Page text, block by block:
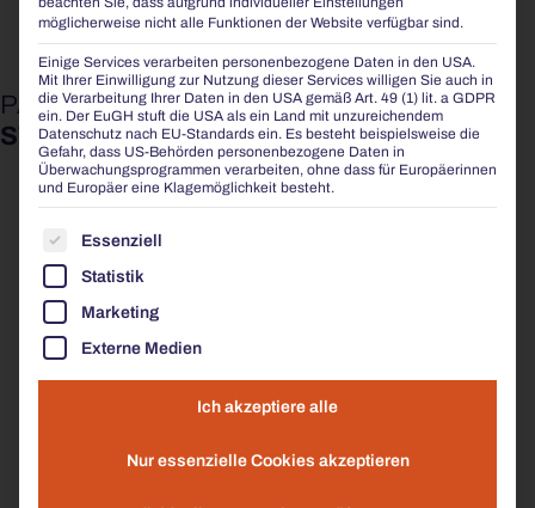
PASSEND ZU UNSEREN
STADTMÖBELN
PFLANZGEFÄSSE
möglicherweise nicht alle Funktionen der Website verfügbar sind.
Einige Services verarbeiten personenbezogene Daten in den USA.
Mit Ihrer Einwilligung zur Nutzung dieser Services willigen Sie auch in
die Verarbeitung Ihrer Daten in den USA gemäß Art. 49 (1) lit. a GDPR
ein. Der EuGH stuft die USA als ein Land mit unzureichendem
Datenschutz nach EU-Standards ein. Es besteht beispielsweise die
Gefahr, dass US-Behörden personenbezogene Daten in
Überwachungsprogrammen verarbeiten, ohne dass für Europäerinnen
und Europäer eine Klagemöglichkeit besteht.
ES FOLGT EINE LISTE DER SERVICE-GRUPPEN,
Essenziell
Statistik
Marketing
Externe Medien
Ich akzeptiere alle
Nur essenzielle Cookies akzeptieren